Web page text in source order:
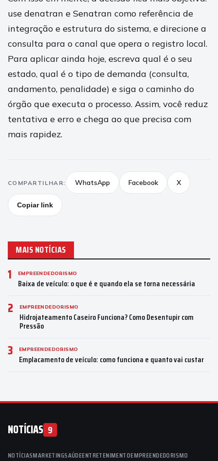
use denatran e Senatran como referência de
integração e estrutura do sistema, e direcione a
consulta para o canal que opera o registro local.
Para aplicar ainda hoje, escreva qual é o seu
estado, qual é o tipo de demanda (consulta,
andamento, penalidade) e siga o caminho do
órgão que executa o processo. Assim, você reduz
tentativa e erro e chega ao que precisa com
mais rapidez.
COMPARTILHAR: WhatsApp Facebook X
Copiar link
MAIS NOTÍCIAS
1 EMPREENDEDORISMO
Baixa de veículo: o que é e quando ela se torna necessária
2 EMPREENDEDORISMO
Hidrojateamento Caseiro Funciona? Como Desentupir com
Pressão
3 EMPREENDEDORISMO
Emplacamento de veículo: como funciona e quanto vai custar
NOTÍCIAS 9
NOTÍCIASMARKETINGSAÚDEENTRETENIMENTOEMPREENDEDORISMO